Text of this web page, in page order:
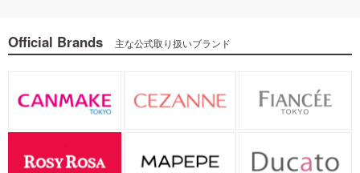
Official Brands 主な公式取り扱いブランド